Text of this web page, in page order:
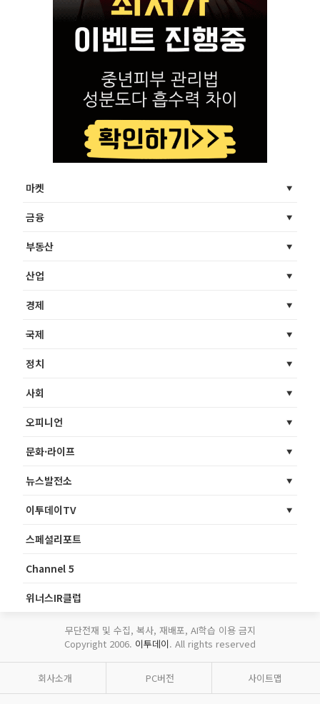
마켓
금융
부동산
산업
경제
국제
정치
사회
오피니언
문화·라이프
뉴스발전소
이투데이TV
스페셜리포트
Channel 5
위너스IR클럽
무단전재 및 수집, 복사, 재배포, AI학습 이용 금지
Copyright 2006. 이투데이. All rights reserved
회사소개 PC버전 사이트맵